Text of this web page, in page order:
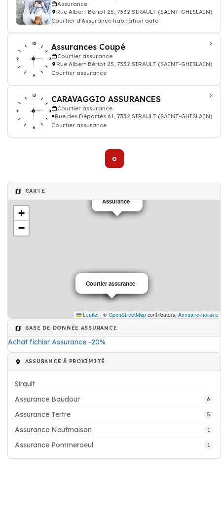
Assurance
Rue Albert Bériot 25, 7332 SIRAULT (SAINT-GHISLAIN)
Courtier d'Assurance habitation auto
Assurances Coupé
Courtier assurance
Rue Albert Bériot 25, 7332 SIRAULT (SAINT-GHISLAIN)
Courtier assurance
CARAVAGGIO ASSURANCES
Courtier assurance
Rue des Déportés 61, 7332 SIRAULT (SAINT-GHISLAIN)
Courtier assurance
0
CARTE
Assurance
Assurance
Assurance
Courtier assurance
Courtier assurance
+
−
Leaflet | © OpenStreetMap contributors, Annuaire-horaire
BASE DE DONNÉE ASSURANCE
Achat fichier Assurance -20%
ASSURANCE À PROXIMITÉ
Sirault
Assurance Baudour
6
Assurance Tertre 5
Assurance Neufmaison 1
Assurance Pommeroeul 1